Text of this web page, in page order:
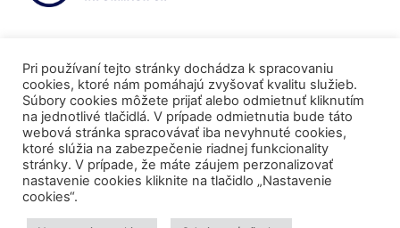
Mediálni partneri
Pri používaní tejto stránky dochádza k spracovaniu
cookies, ktoré nám pomáhajú zvyšovať kvalitu služieb.
Súbory cookies môžete prijať alebo odmietnuť kliknutím
na jednotlivé tlačidlá. V prípade odmietnutia bude táto
webová stránka spracovávať iba nevyhnuté cookies,
ktoré slúžia na zabezpečenie riadnej funkcionality
stránky. V prípade, že máte záujem perzonalizovať
nastavenie cookies kliknite na tlačidlo „Nastavenie
cookies“.